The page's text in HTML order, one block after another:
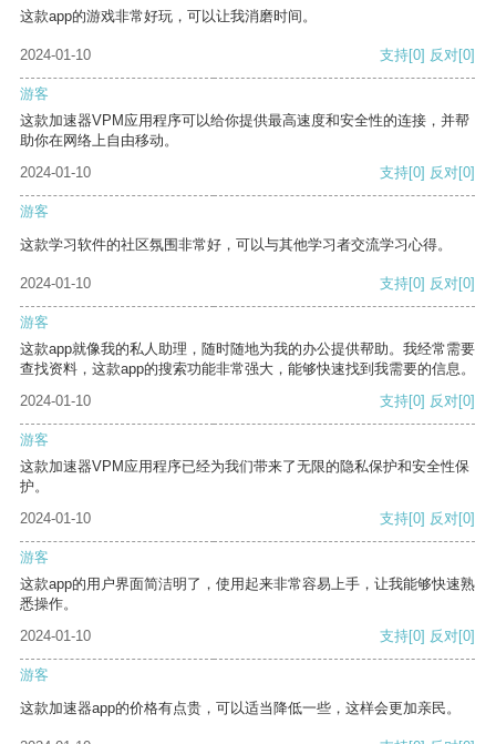
这款app的游戏非常好玩，可以让我消磨时间。
2024-01-10 支持[0] 反对[0]
游客
这款加速器VPM应用程序可以给你提供最高速度和安全性的连接，并帮
助你在网络上自由移动。
2024-01-10
支持[0] 反对[0]
游客
这款学习软件的社区氛围非常好，可以与其他学习者交流学习心得。
2024-01-10 支持[0] 反对[0]
游客
这款app就像我的私人助理，随时随地为我的办公提供帮助。我经常需要
查找资料，这款app的搜索功能非常强大，能够快速找到我需要的信息。
2024-01-10
支持[0] 反对[0]
游客
这款加速器VPM应用程序已经为我们带来了无限的隐私保护和安全性保
护。
2024-01-10
支持[0] 反对[0]
游客
这款app的用户界面简洁明了，使用起来非常容易上手，让我能够快速熟
悉操作。
2024-01-10
支持[0] 反对[0]
游客
这款加速器app的价格有点贵，可以适当降低一些，这样会更加亲民。